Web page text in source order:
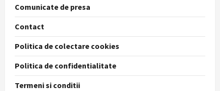
Comunicate de presa
Contact
Politica de colectare cookies
Politica de confidentialitate
Termeni si conditii